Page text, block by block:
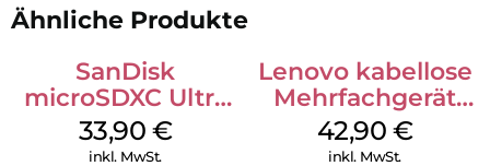
Ähnliche Produkte
SanDisk
microSDXC Ultra
128 GB + Adapter
Mobile
33,90 €
inkl. MwSt.
Lenovo kabellose
Mehrfachgerät
Luna Grey
42,90 €
inkl. MwSt.